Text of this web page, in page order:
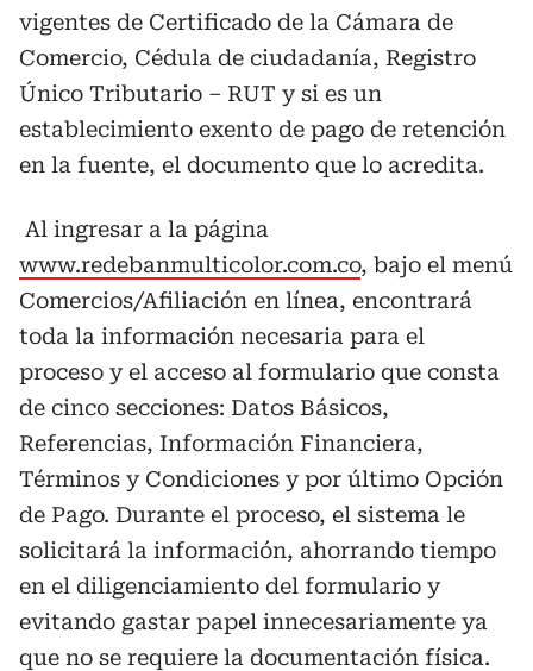
vigentes de Certificado de la Cámara de
Comercio, Cédula de ciudadanía, Registro
Único Tributario – RUT y si es un
establecimiento exento de pago de retención
en la fuente, el documento que lo acredita.
Al ingresar a la página
www.redebanmulticolor.com.co, bajo el menú
Comercios/Afiliación en línea, encontrará
toda la información necesaria para el
proceso y el acceso al formulario que consta
de cinco secciones: Datos Básicos,
Referencias, Información Financiera,
Términos y Condiciones y por último Opción
de Pago. Durante el proceso, el sistema le
solicitará la información, ahorrando tiempo
en el diligenciamiento del formulario y
evitando gastar papel innecesariamente ya
que no se requiere la documentación física.